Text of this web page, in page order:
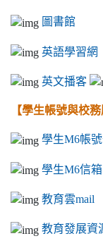
圖書館
英語學習網
英文播客
【學生帳號與校務
學生M6帳
學生M6信箱
教育雲mail
教育發展資